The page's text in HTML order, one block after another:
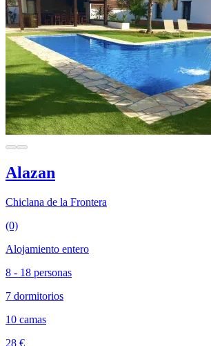
Alazan
Chiclana de la Frontera
(0)
Alojamiento entero
8 - 18 personas
7 dormitorios
10 camas
28 €